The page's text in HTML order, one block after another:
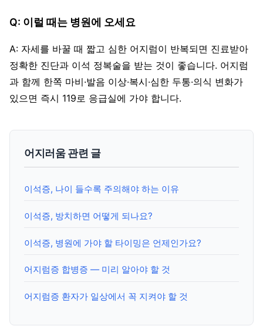
Q: 이럴 때는 병원에 오세요
A: 자세를 바꿀 때 짧고 심한 어지럼이 반복되면 진료받아
정확한 진단과 이석 정복술을 받는 것이 좋습니다. 어지럼
과 함께 한쪽 마비·발음 이상·복시·심한 두통·의식 변화가
있으면 즉시 119로 응급실에 가야 합니다.
어지러움 관련 글
이석증, 나이 들수록 주의해야 하는 이유
이석증, 방치하면 어떻게 되나요?
이석증, 병원에 가야 할 타이밍은 언제인가요?
어지럼증 합병증 — 미리 알아야 할 것
어지럼증 환자가 일상에서 꼭 지켜야 할 것